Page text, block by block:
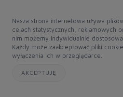
Nasza strona internetowa używa
celach statystycznych, reklamowych
nim możemy indywidualnie
Każdy może zaakceptować pliki
wyłączenia ich w przeglądarce.
AKCEPTUJĘ